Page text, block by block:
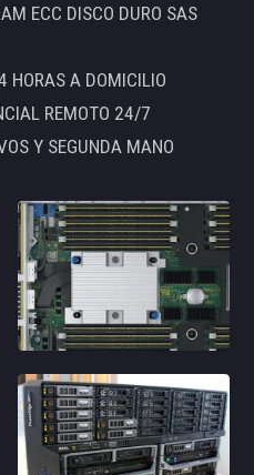
ECC DISCO DURO SAS
HORAS A DOMICILIO
REMOTO 24/7
Y SEGUNDA MANO